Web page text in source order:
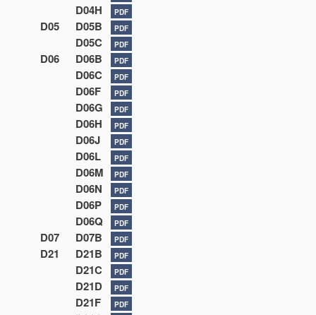
D04H PDF
D05 D05B PDF
D05C PDF
D06 D06B PDF
D06C PDF
D06F PDF
D06G PDF
D06H PDF
D06J PDF
D06L PDF
D06M PDF
D06N PDF
D06P PDF
D06Q PDF
D07 D07B PDF
D21 D21B PDF
D21C PDF
D21D PDF
D21F PDF